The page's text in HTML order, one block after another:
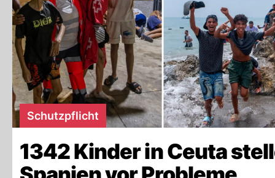
Schutzpflicht
1342 Kinder in Ceuta